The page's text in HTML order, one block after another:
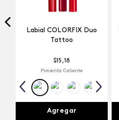
Labial COLORFIX Duo
Tattoo
$15 ,18
Pimienta Caliente
Agregar